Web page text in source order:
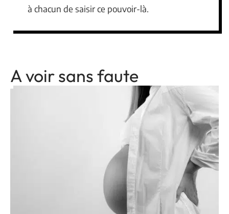
à chacun de saisir ce pouvoir-là.
A voir sans faute